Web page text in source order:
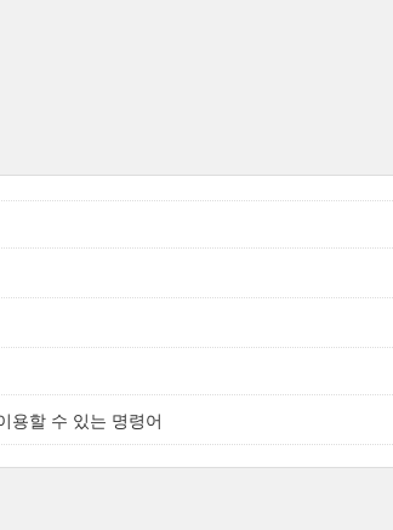
용할 수 있는 명령어